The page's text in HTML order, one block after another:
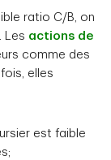
ratio C/B, on
Les actions de
comme des
elles
est faible